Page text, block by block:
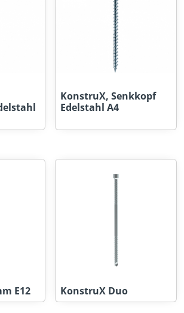
KonstruX, Senkkopf
Edelstahl A4
E12 KonstruX Duo